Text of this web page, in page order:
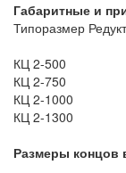
Габаритные и
Типоразмер
КЦ 2-500
КЦ 2-750
КЦ 2-1000
КЦ 2-1300
Размеры концов